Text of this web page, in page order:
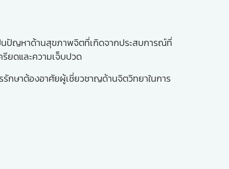
ปัญหาด้านสุขภาพจิตที่เกิดจากประสบการณ์ที่
ยดและความเจ็บปวด
กษาต้องอาศัยผู้เชี่ยวชาญด้านจิตวิทยาในการ